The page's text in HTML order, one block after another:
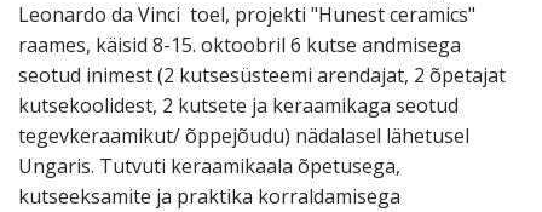
Leonardo da Vinci toel, projekti "Hunest ceramics"
raames, käisid 8-15. oktoobril 6 kutse andmisega
seotud inimest (2 kutsesüsteemi arendajat, 2 õpetajat
kutsekoolidest, 2 kutsete ja keraamikaga seotud
tegevkeraamikut/ õppejõudu) nädalasel lähetusel
Ungaris. Tutvuti keraamikaala õpetusega,
kutseeksamite ja praktika korraldamisega